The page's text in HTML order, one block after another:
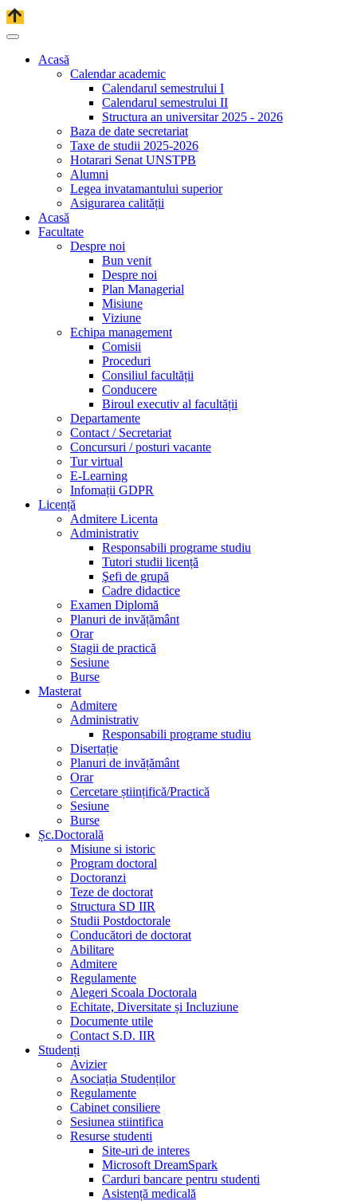
Acasă
Calendar academic
Calendarul semestrului I
Calendarul semestrului II
Structura an universitar 2025 - 2026
Baza de date secretariat
Taxe de studii 2025-2026
Hotarari Senat UNSTPB
Alumni
Legea invatamantului superior
Asigurarea calității
Acasă
Facultate
Despre noi
Bun venit
Despre noi
Plan Managerial
Misiune
Viziune
Echipa management
Comisii
Proceduri
Consiliul facultății
Conducere
Biroul executiv al facultății
Departamente
Contact / Secretariat
Concursuri / posturi vacante
Tur virtual
E-Learning
Infomații GDPR
Licență
Admitere Licenta
Administrativ
Responsabili programe studiu
Tutori studii licență
Şefi de grupă
Cadre didactice
Examen Diplomă
Planuri de invățământ
Orar
Stagii de practică
Sesiune
Burse
Masterat
Admitere
Administrativ
Responsabili programe studiu
Disertație
Planuri de invățământ
Orar
Cercetare științifică/Practică
Sesiune
Burse
Șc.Doctorală
Misiune si istoric
Program doctoral
Doctoranzi
Teze de doctorat
Structura SD IIR
Studii Postdoctorale
Conducători de doctorat
Abilitare
Admitere
Regulamente
Alegeri Scoala Doctorala
Echitate, Diversitate și Incluziune
Documente utile
Contact S.D. IIR
Studenți
Avizier
Asociația Studenților
Regulamente
Cabinet consiliere
Sesiunea stiintifica
Resurse studenti
Site-uri de interes
Microsoft DreamSpark
Carduri bancare pentru studenti
Asistență medicală